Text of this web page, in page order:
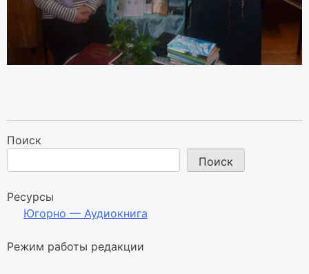
Поиск
Поиск
Ресурсы
Югорно — Аудиокнига
Режим работы редакции